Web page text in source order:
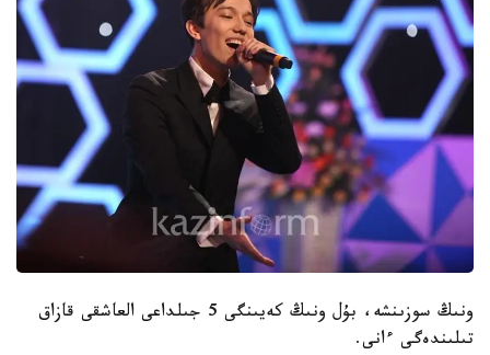
ونىڭ سوزىنشە، بۇل ونىڭ كەيىنگى 5 جىلداعى العاشقى قازاق
تىلىندەگى ءانى.